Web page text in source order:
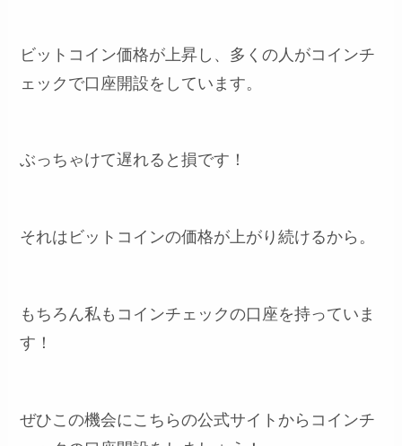
ビットコイン価格が上昇し、多くの人がコインチ
ェックで口座開設をしています。
ぶっちゃけて遅れると損です！
それはビットコインの価格が上がり続けるから。
もちろん私もコインチェックの口座を持っていま
す！
ぜひこの機会にこちらの公式サイトからコインチ